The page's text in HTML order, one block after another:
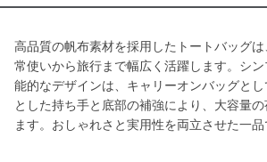
高品質の帆布素材を採用したトートバッグ
常使いから旅行まで幅広く活躍します。シ
能的なデザインは、キャリーオンバッグと
とした持ち手と底部の補強により、大容量
ます。おしゃれさと実用性を両立させた一品